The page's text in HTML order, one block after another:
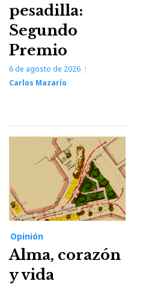
pesadilla:
Segundo
Premio
6 de agosto de 2026
Carlos Mazarío
Opinión
Alma, corazón
y vida